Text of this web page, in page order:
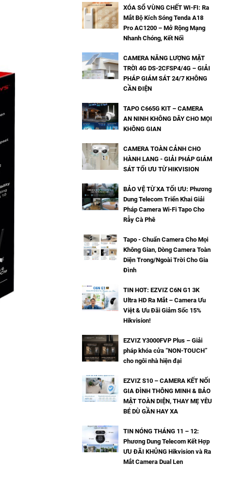
XÓA SỔ VÙNG CHẾT WI-FI: Ra
Mắt Bộ Kích Sóng Tenda A18
Pro AC1200 – Mở Rộng Mạng
Nhanh Chóng, Kết Nối
CAMERA NĂNG LƯỢNG MẶT
TRỜI 4G DS-2CFSP4/4G – GIẢI
PHÁP GIÁM SÁT 24/7 KHÔNG
CẦN ĐIỆN
TAPO C665G KIT – CAMERA
AN NINH KHÔNG DÂY CHO MỌI
KHÔNG GIAN
CAMERA TOÀN CẢNH CHO
HÀNH LANG - GIẢI PHÁP GIÁM
SÁT TỐI ƯU TỪ HIKVISION
BẢO VỆ TỪ XA TỐI ƯU: Phương
Dung Telecom Triển Khai Giải
Pháp Camera Wi-Fi Tapo Cho
Rẫy Cà Phê
Tapo - Chuẩn Camera Cho Mọi
Không Gian, Dòng Camera Toàn
Diện Trong/Ngoài Trời Cho Gia
Đình
TIN HOT: EZVIZ C6N G1 3K
Ultra HD Ra Mắt – Camera Ưu
Việt & Ưu Đãi Giảm Sốc 15%
Hikvision!
EZVIZ Y3000FVP Plus – Giải
pháp khóa cửa “NON-TOUCH”
cho ngôi nhà hiện đại
EZVIZ S10 – CAMERA KẾT NỐI
GIA ĐÌNH THÔNG MINH & BẢO
MẬT TOÀN DIỆN, THAY MẸ YÊU
BÉ DÙ GẦN HAY XA
TIN NÓNG THÁNG 11 – 12:
Phương Dung Telecom Kết Hợp
ƯU ĐÃI KHỦNG Hikvision và Ra
Mắt Camera Dual Len